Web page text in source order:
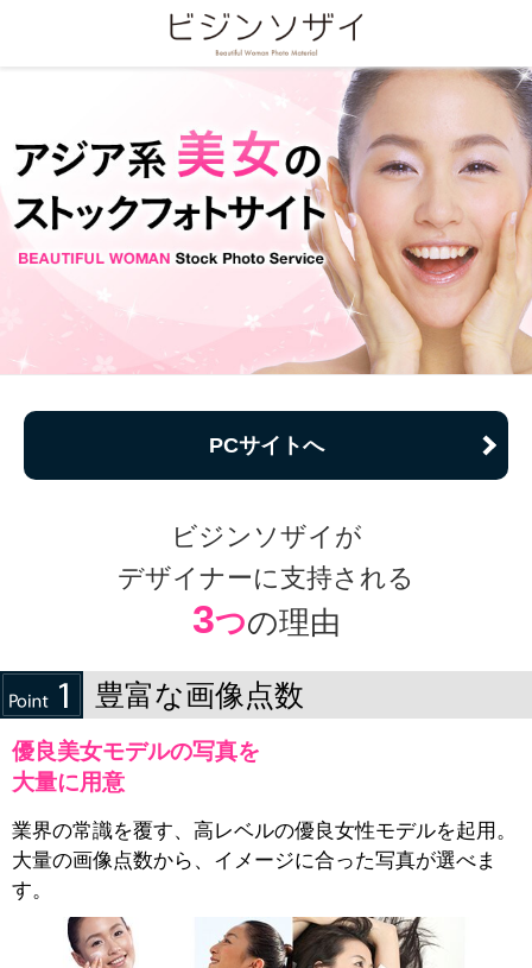
PCサイトへ
ビジンソザイが
デザイナーに支持される
3つの理由
豊富な画像点数
優良美女モデルの写真を
大量に用意
業界の常識を覆す、高レベルの優良女性モデルを起用。
大量の画像点数から、イメージに合った写真が選べま
す。